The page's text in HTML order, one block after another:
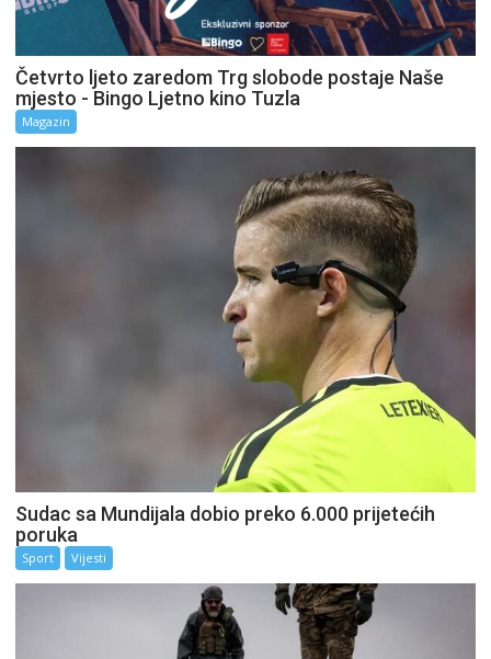
Četvrto ljeto zaredom Trg slobode postaje Naše
mjesto - Bingo Ljetno kino Tuzla
Magazin
Sudac sa Mundijala dobio preko 6.000 prijetećih
poruka
Sport Vijesti